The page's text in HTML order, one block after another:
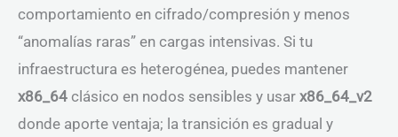
comportamiento en cifrado/compresión y menos
“anomalías raras” en cargas intensivas. Si tu
infraestructura es heterogénea, puedes mantener
x86_64 clásico en nodos sensibles y usar x86_64_v2
donde aporte ventaja; la transición es gradual y